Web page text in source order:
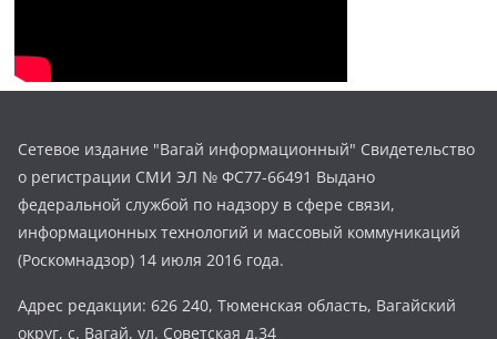
Сетевое издание "Вагай информационный" Свидетельство
о регистрации СМИ ЭЛ № ФС77-66491 Выдано
федеральной службой по надзору в сфере связи,
информационных технологий и массовый коммуникаций
(Роскомнадзор) 14 июля 2016 года.
Адрес редакции: 626 240, Тюменская область, Вагайский
округ, с. Вагай, ул. Советская д.34